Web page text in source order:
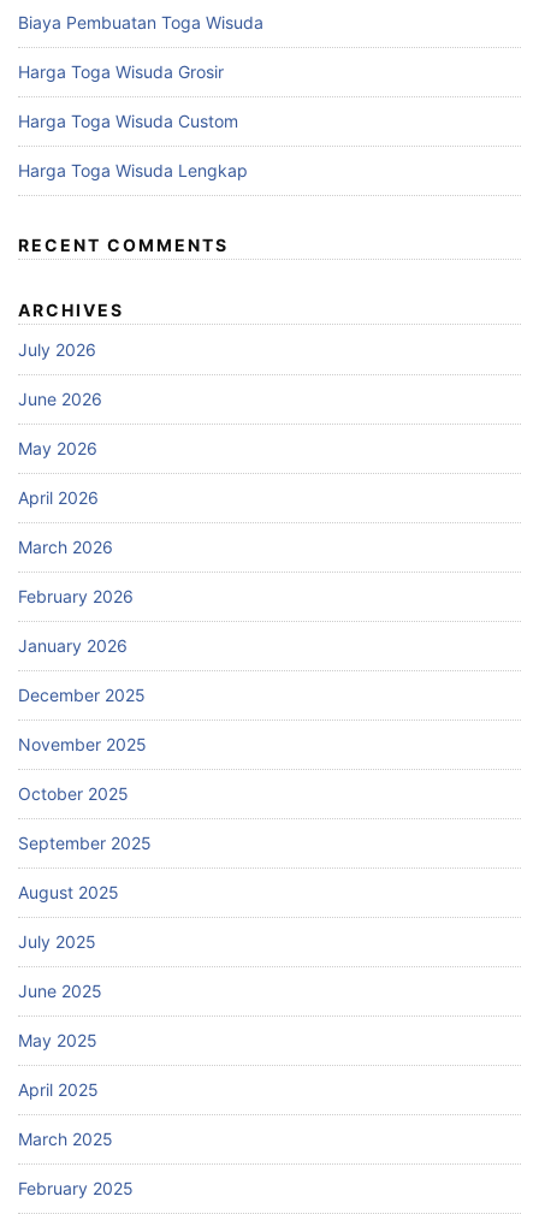
Biaya Pembuatan Toga Wisuda
Harga Toga Wisuda Grosir
Harga Toga Wisuda Custom
Harga Toga Wisuda Lengkap
RECENT COMMENTS
ARCHIVES
July 2026
June 2026
May 2026
April 2026
March 2026
February 2026
January 2026
December 2025
November 2025
October 2025
September 2025
August 2025
July 2025
June 2025
May 2025
April 2025
March 2025
February 2025